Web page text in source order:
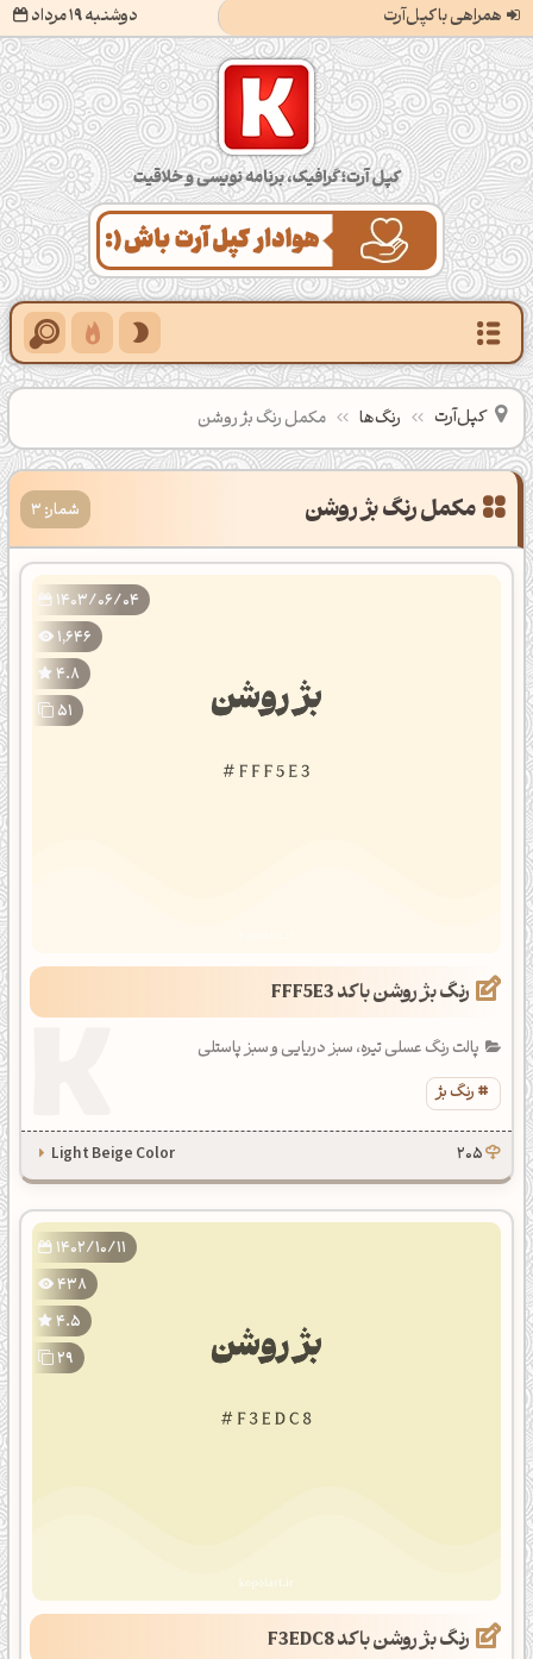
همراهی با کپل‌آرت دوشنبه 19 مرداد
کپل‌آرت؛ گرافیک، برنامه‌نویسی و خلاقیت
کپل‌آرت رنگ‌ها مکمل رنگ بژ روشن
شمار: 3
1403/06/04
1,646
4.8
51
رنگ بژ روشن با کد FFF5E3
پالت رنگ عسلی تیره، سبز دریایی و سبز پاستلی
رنگ بژ
205
Light Beige Color
1402/10/11
438
4.5
29
رنگ بژ روشن با کد F3EDC8